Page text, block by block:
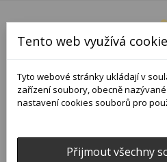
Tento web využívá
Tyto webové stránky ukládají v
zařízení soubory, obecně
nastavení cookies souborů pro
Přijmout všechny